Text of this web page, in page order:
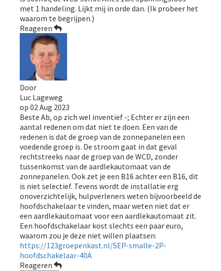
met 1 handeling. Lijkt mij in orde dan. (Ik probeer het
waarom te begrijpen.)
Reageren
Door
Luc Lageweg
op 02 Aug 2023
Beste Ab, op zich wel inventief -; Echter er zijn een
aantal redenen om dat niet te doen. Een van de
redenen is dat de groep van de zonnepanelen een
voedende groep is. De stroom gaat in dat geval
rechtstreeks naar de groep van de WCD, zonder
tussenkomst van de aardlekautomaat van de
zonnepanelen. Ook zet je een B16 achter een B16, dit
is niet selectief. Tevens wordt de installatie erg
onoverzichtelijk, hulpverleners weten bijvoorbeeld de
hoofdschakelaar te vinden, maar weten niet dat er
een aardlekautomaat voor een aardlekautomaat zit.
Een hoofdschakelaar kost slechts een paar euro,
waarom zou je deze niet willen plaatsen:
https://123groepenkast.nl/SEP-smalle-2P-
hoofdschakelaar-40A
Reageren